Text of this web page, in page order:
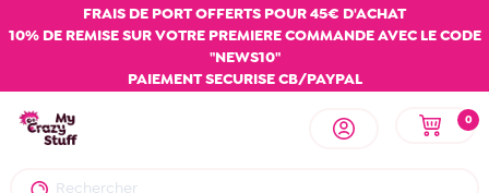
FRAIS DE PORT OFFERTS POUR 45€ D'ACHAT
10% DE REMISE SUR VOTRE PREMIERE COMMANDE AVEC LE CODE
"NEWS10"
PAIEMENT SECURISE CB/PAYPAL
0